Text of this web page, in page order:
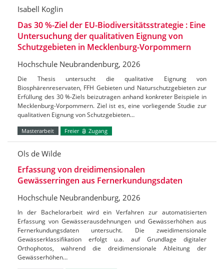
Isabell Koglin
Das 30 %-Ziel der EU-Biodiversitätsstrategie : Eine
Untersuchung der qualitativen Eignung von
Schutzgebieten in Mecklenburg-Vorpommern
Hochschule Neubrandenburg, 2026
Die Thesis untersucht die qualitative Eignung von
Biosphärenreservaten, FFH Gebieten und Naturschutzgebieten zur
Erfüllung des 30 %-Ziels beizutragen anhand konkreter Beispiele in
Mecklenburg-Vorpommern. Ziel ist es, eine vorliegende Studie zur
qualitativen Eignung von Schutzgebieten…
Masterarbeit Freier Zugang
Ols de Wilde
Erfassung von dreidimensionalen
Gewässerringen aus Fernerkundungsdaten
Hochschule Neubrandenburg, 2026
In der Bachelorarbeit wird ein Verfahren zur automatisierten
Erfassung von Gewässerausdehnungen und Gewässerhöhen aus
Fernerkundungsdaten untersucht. Die zweidimensionale
Gewässerklassifikation erfolgt u.a. auf Grundlage digitaler
Orthophotos, während die dreidimensionale Ableitung der
Gewässerhöhen…